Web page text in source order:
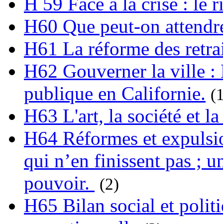
H60 Que peut-on
H61 La réforme des
H62 Gouverner la ville :
publique en Californie.
H63 L'art, la société et
H64 Réformes et
qui n’en finissent pas ;
pouvoir.
(2)
H65 Bilan social et